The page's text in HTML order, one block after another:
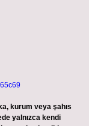
kurum veya şahıs
yalnızca kendi